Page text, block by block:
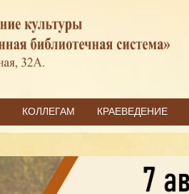
КОЛЛЕГАМ КРАЕВЕДЕНИЕ